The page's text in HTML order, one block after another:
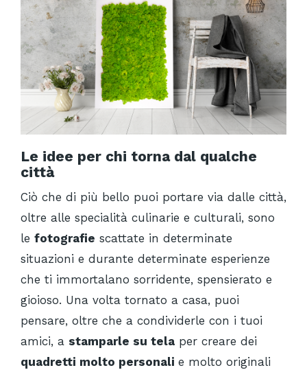
Le idee per chi torna dal qualche
città
Ciò che di più bello puoi portare via dalle città,
oltre alle specialità culinarie e culturali, sono
le fotografie scattate in determinate
situazioni e durante determinate esperienze
che ti immortalano sorridente, spensierato e
gioioso. Una volta tornato a casa, puoi
pensare, oltre che a condividerle con i tuoi
amici, a stamparle su tela per creare dei
quadretti molto personali e molto originali